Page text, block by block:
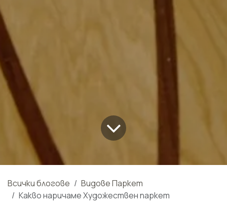
Всички блогове
Видове Паркет
Какво наричаме Художествен паркет